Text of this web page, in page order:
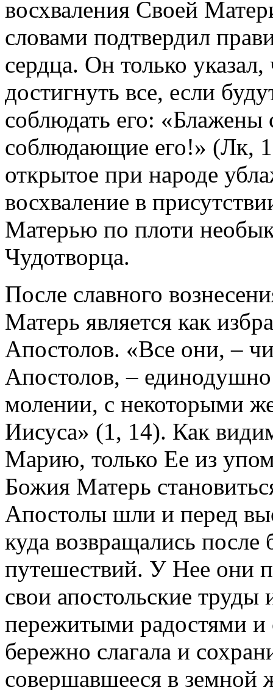
восхваления Своей
словами подтвердил
сердца. Он только
достигнуть все, если
соблюдать его:
соблюдающие его!» (Лк,
открытое при народе
восхваление в
Матерью по плоти
Чудотворца.
После славного
Матерь является как
Апостолов. «Все они, –
Апостолов, –
молении, с некоторыми
Иисуса» (1, 14). Как
Марию, только Ее из
Божия Матерь
Апостолы шли и перед
куда возвращались после
путешествий. У Нее они
свои апостольские
пережитыми радостями и
бережно слагала и
совершавшееся в земной